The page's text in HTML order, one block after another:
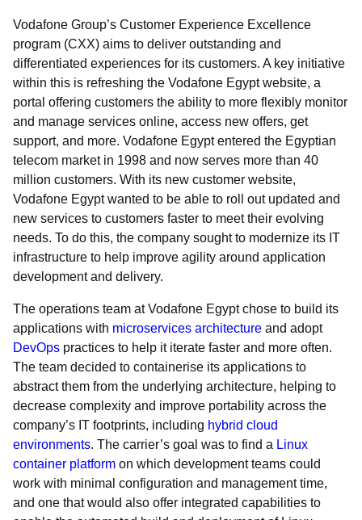
Vodafone Group’s Customer Experience Excellence
program (CXX) aims to deliver outstanding and
differentiated experiences for its customers. A key initiative
within this is refreshing the Vodafone Egypt website, a
portal offering customers the ability to more flexibly monitor
and manage services online, access new offers, get
support, and more. Vodafone Egypt entered the Egyptian
telecom market in 1998 and now serves more than 40
million customers. With its new customer website,
Vodafone Egypt wanted to be able to roll out updated and
new services to customers faster to meet their evolving
needs. To do this, the company sought to modernize its IT
infrastructure to help improve agility around application
development and delivery.
The operations team at Vodafone Egypt chose to build its
applications with microservices architecture and adopt
DevOps practices to help it iterate faster and more often.
The team decided to containerise its applications to
abstract them from the underlying architecture, helping to
decrease complexity and improve portability across the
company’s IT footprints, including hybrid cloud
environments. The carrier’s goal was to find a Linux
container platform on which development teams could
work with minimal configuration and management time,
and one that would also offer integrated capabilities to